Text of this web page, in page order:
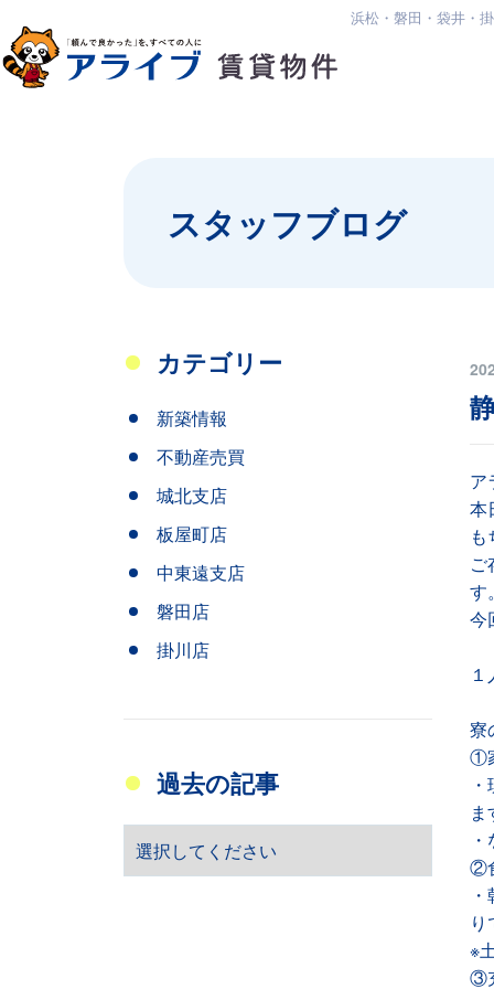
浜松・磐田・袋井・
スタッフブログ
ア
本
す。
今
寮
①
ま
②
※
③
カテゴリー
新築情報
不動産売買
城北支店
板屋町店
中東遠支店
磐田店
掛川店
過去の記事